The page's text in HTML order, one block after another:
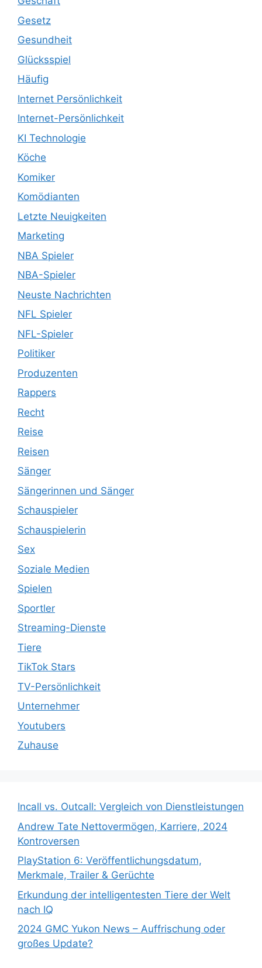
Gesetz
Gesundheit
Glücksspiel
Häufig
Internet Persönlichkeit
Internet-Persönlichkeit
KI Technologie
Köche
Komiker
Komödianten
Letzte Neuigkeiten
Marketing
NBA Spieler
NBA-Spieler
Neuste Nachrichten
NFL Spieler
NFL-Spieler
Politiker
Produzenten
Rappers
Recht
Reise
Reisen
Sänger
Sängerinnen und Sänger
Schauspieler
Schauspielerin
Sex
Soziale Medien
Spielen
Sportler
Streaming-Dienste
Tiere
TikTok Stars
TV-Persönlichkeit
Unternehmer
Youtubers
Zuhause
Incall vs. Outcall: Vergleich von Dienstleistungen
Andrew Tate Nettovermögen, Karriere, 2024
Kontroversen
PlayStation 6: Veröffentlichungsdatum,
Merkmale, Trailer & Gerüchte
Erkundung der intelligentesten Tiere der Welt
nach IQ
2024 GMC Yukon News – Auffrischung oder
großes Update?